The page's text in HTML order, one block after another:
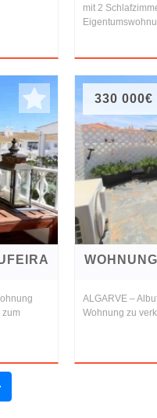
mit 2
330 000€
ALGARVE –
Wohnung zu